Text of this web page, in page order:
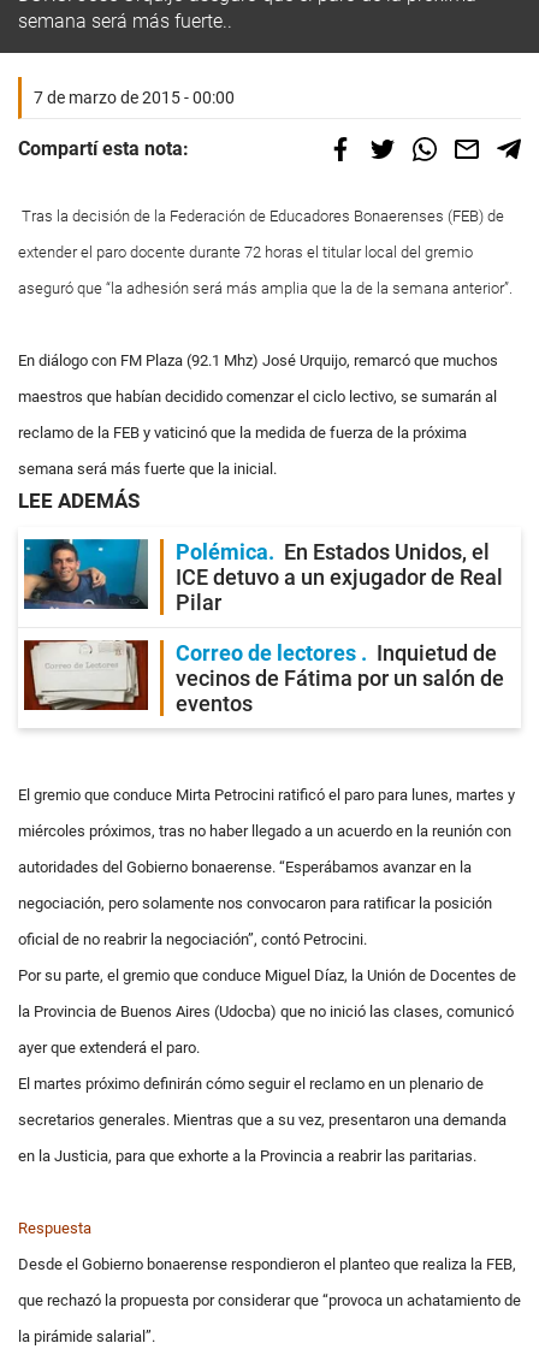
semana será más fuerte..
7 de marzo de 2015 - 00:00
Compartí esta nota:
Tras la decisión de la Federación de Educadores Bonaerenses (FEB) de
extender el paro docente durante 72 horas el titular local del gremio
aseguró que “la adhesión será más amplia que la de la semana anterior”.
En diálogo con FM Plaza (92.1 Mhz) José Urquijo, remarcó que muchos
maestros que habían decidido comenzar el ciclo lectivo, se sumarán al
reclamo de la FEB y vaticinó que la medida de fuerza de la próxima
semana será más fuerte que la inicial.
LEE ADEMÁS
Polémica
En Estados Unidos, el
ICE detuvo a un exjugador de Real
Pilar
Correo de lectores
Inquietud de
vecinos de Fátima por un salón de
eventos
El gremio que conduce Mirta Petrocini ratificó el paro para lunes, martes y
miércoles próximos, tras no haber llegado a un acuerdo en la reunión con
autoridades del Gobierno bonaerense. “Esperábamos avanzar en la
negociación, pero solamente nos convocaron para ratificar la posición
oficial de no reabrir la negociación”, contó Petrocini.
Por su parte, el gremio que conduce Miguel Díaz, la Unión de Docentes de
la Provincia de Buenos Aires (Udocba) que no inició las clases, comunicó
ayer que extenderá el paro.
El martes próximo definirán cómo seguir el reclamo en un plenario de
secretarios generales. Mientras que a su vez, presentaron una demanda
en la Justicia, para que exhorte a la Provincia a reabrir las paritarias.
Respuesta
Desde el Gobierno bonaerense respondieron el planteo que realiza la FEB,
que rechazó la propuesta por considerar que “provoca un achatamiento de
la pirámide salarial”.